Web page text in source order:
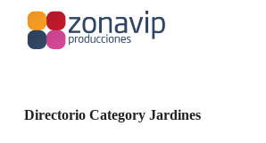
Directorio CategoryJardines